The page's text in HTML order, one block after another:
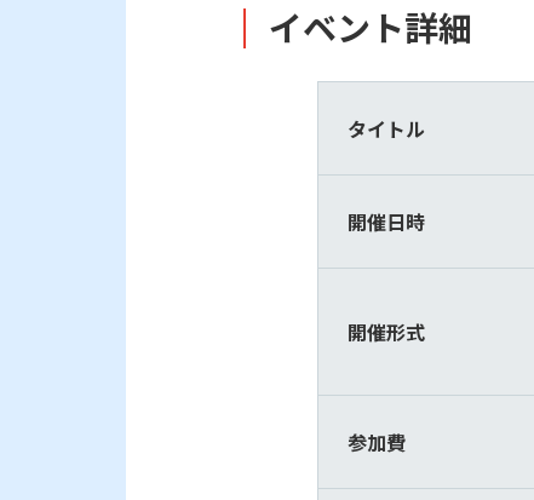
イベント詳細
タイトル
開催日時
開催形式
参加費